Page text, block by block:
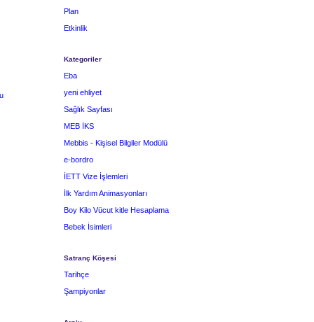
Plan
Etkinlik
Kategoriler
Eba
yeni ehliyet
Sağlık Sayfası
MEB İKS
Mebbis - Kişisel Bilgiler Modülü
e-bordro
İETT Vize İşlemleri
İlk Yardım Animasyonları
Boy Kilo Vücut kitle Hesaplama
Bebek İsimleri
Satranç Köşesi
Tarihçe
Şampiyonlar